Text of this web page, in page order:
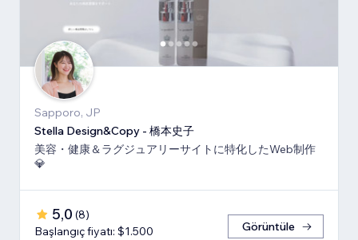
Sapporo, JP
Stella Design&Copy - 橋本史子
美容・健康＆ラグジュアリーサイトに特化したWeb制作
💎
5,0 (8)
Başlangıç fiyatı: $1.500
Görüntüle